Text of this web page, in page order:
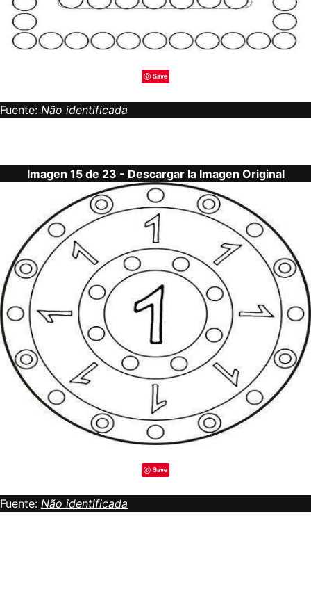
Save
Fuente: Não identificada
Imagen 15 de 23 - Descargar la Imagen Original
Save
Fuente: Não identificada